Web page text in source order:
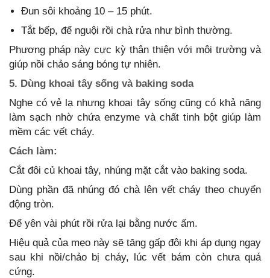
Đun sôi khoảng 10 – 15 phút.
Tắt bếp, để nguội rồi chà rửa như bình thường.
Phương pháp này cực kỳ thân thiện với môi trường và
giúp nồi chảo sáng bóng tự nhiên.
5. Dùng khoai tây sống và baking soda
Nghe có vẻ lạ nhưng khoai tây sống cũng có khả năng
làm sạch nhờ chứa enzyme và chất tinh bột giúp làm
mềm các vết cháy.
Cách làm:
Cắt đôi củ khoai tây, nhúng mặt cắt vào baking soda.
Dùng phần đã nhúng đó chà lên vết cháy theo chuyển
động tròn.
Để yên vài phút rồi rửa lại bằng nước ấm.
Hiệu quả của mẹo này sẽ tăng gấp đôi khi áp dụng ngay
sau khi nồi/chảo bị cháy, lúc vết bám còn chưa quá
cứng.